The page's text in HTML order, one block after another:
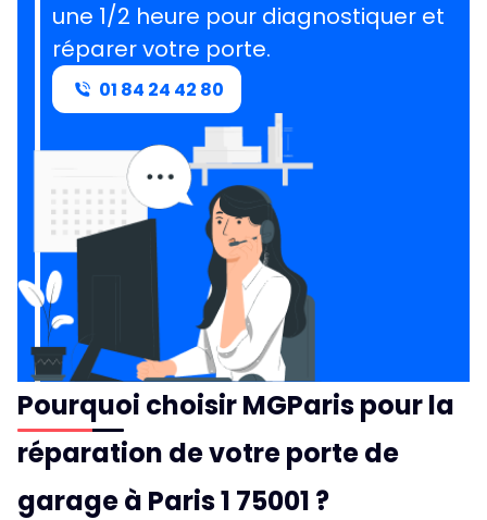
une 1/2 heure pour diagnostiquer et
réparer votre porte.
01 84 24 42 80
Pourquoi choisir MGParis pour la
réparation de votre porte de
garage à Paris 1 75001 ?